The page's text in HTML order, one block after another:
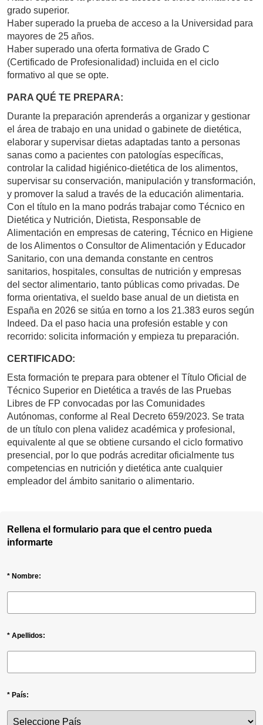
grado superior.
Haber superado la prueba de acceso a la Universidad para
mayores de 25 años.
Haber superado una oferta formativa de Grado C
(Certificado de Profesionalidad) incluida en el ciclo
formativo al que se opte.
PARA QUÉ TE PREPARA:
Durante la preparación aprenderás a organizar y gestionar
el área de trabajo en una unidad o gabinete de dietética,
elaborar y supervisar dietas adaptadas tanto a personas
sanas como a pacientes con patologías específicas,
controlar la calidad higiénico-dietética de los alimentos,
supervisar su conservación, manipulación y transformación,
y promover la salud a través de la educación alimentaria.
Con el título en la mano podrás trabajar como Técnico en
Dietética y Nutrición, Dietista, Responsable de
Alimentación en empresas de catering, Técnico en Higiene
de los Alimentos o Consultor de Alimentación y Educador
Sanitario, con una demanda constante en centros
sanitarios, hospitales, consultas de nutrición y empresas
del sector alimentario, tanto públicas como privadas. De
forma orientativa, el sueldo base anual de un dietista en
España en 2026 se sitúa en torno a los 21.383 euros según
Indeed. Da el paso hacia una profesión estable y con
recorrido: solicita información y empieza tu preparación.
CERTIFICADO:
Esta formación te prepara para obtener el Título Oficial de
Técnico Superior en Dietética a través de las Pruebas
Libres de FP convocadas por las Comunidades
Autónomas, conforme al Real Decreto 659/2023. Se trata
de un título con plena validez académica y profesional,
equivalente al que se obtiene cursando el ciclo formativo
presencial, por lo que podrás acreditar oficialmente tus
competencias en nutrición y dietética ante cualquier
empleador del ámbito sanitario o alimentario.
Rellena el formulario para que el centro pueda
informarte
* Nombre:
* Apellidos:
* País: